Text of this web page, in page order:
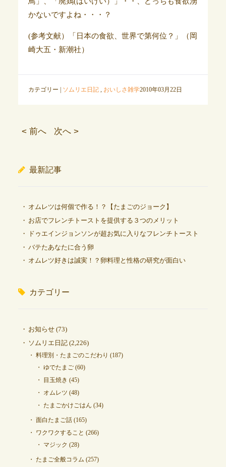
かないですよね・・・？
(参考文献）「日本の食欲、世界で第何位？」（岡
崎大五・新潮社）
カテゴリー | ソムリエ日記, おいしさ雑学2010年03月22日
< 前へ 次へ >
最新記事
オムレツは何個で作る！？【たまごのジョーク】
お店でフレンチトーストを提供する３つのメリット
ドゥエインジョンソンが超お気に入りなフレンチトースト
バテたあなたに合う卵
オムレツ好きは誠実！？卵料理と性格の研究が面白い
カテゴリー
お知らせ(73)
ソムリエ日記(2,226)
料理別・たまごのこだわり (187)
ゆでたまご(60)
目玉焼き (45)
オムレツ (48)
たまごかけごはん (34)
面白たまご話(165)
ワクワクすること (266)
マジック (28)
たまご全般コラム (257)